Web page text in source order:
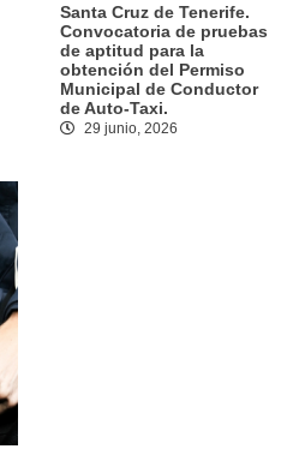
Santa Cruz de Tenerife.
Convocatoria de pruebas
de aptitud para la
obtención del Permiso
Municipal de Conductor
de Auto-Taxi.
29 junio, 2026